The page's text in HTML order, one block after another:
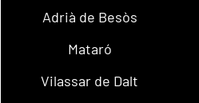
Adrià de Besòs
Mataró
Vilassar de Dalt